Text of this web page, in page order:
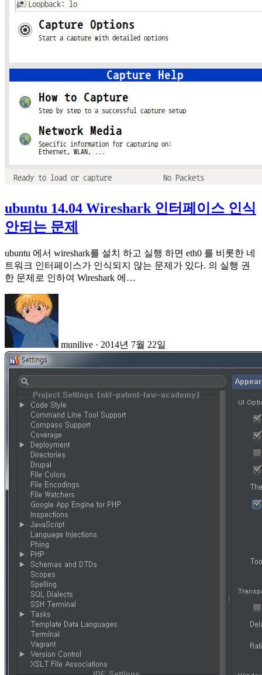
ubuntu 14.04 Wireshark 인터페이스 인식
안되는 문제
ubuntu 에서 wireshark를 설치 하고 실행 하면 eth0 를 비롯한 네
트워크 인터페이스가 인식되지 않는 문제가 있다. 의 실행 권
한 문제로 인하여 Wireshark 에…
munilive · 2014년 7월 22일